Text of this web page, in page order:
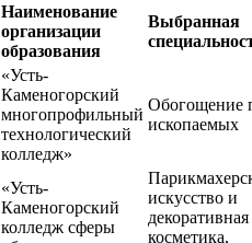
Наименование
организации
образования
Выбранная
«Усть-
Каменогорский
многопрофильный
технологический
колледж»
Обогощение
ископаемых
«Усть-
Каменогорский
колледж сферы
искусство и
декоративная
косметика,